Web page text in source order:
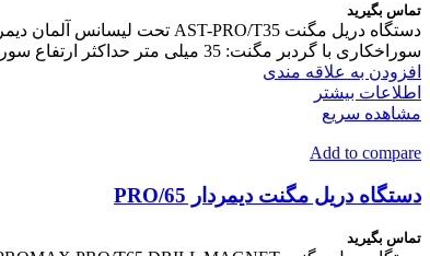
تماس بگیرید
سوراخکاری با گردبر مگنت: 35 میلی متر حداکثر ارتفاع سوراخکاری: 50 میلیمتر ظرفیت سوراخکاری با مته تو پر: 13 میلیمتر بازه حرکتی (کورس): 120 میلیمتر
افزودن به علاقه مندی
اطلاعات بیشتر
مشاهده سریع
Add to compare
دستگاه دریل مگنت دیمردار PRO/65
تماس بگیرید